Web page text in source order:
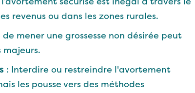
revenus ou dans les zones rurales.
mener une grossesse non désirée peut
majeurs.
: Interdire ou restreindre l'avortement
les pousse vers des méthodes